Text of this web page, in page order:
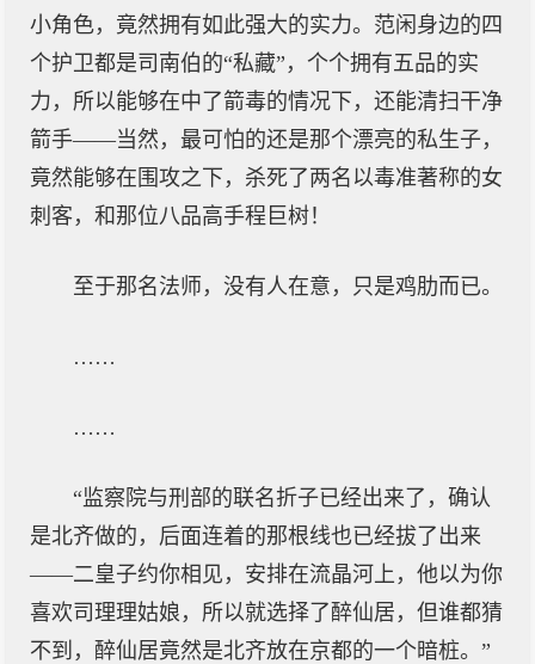
小角色，竟然拥有如此强大的实力。范闲身边的四
个护卫都是司南伯的“私藏”，个个拥有五品的实
力，所以能够在中了箭毒的情况下，还能清扫干净
箭手——当然，最可怕的还是那个漂亮的私生子，
竟然能够在围攻之下，杀死了两名以毒准著称的女
刺客，和那位八品高手程巨树！
至于那名法师，没有人在意，只是鸡肋而已。
……
……
“监察院与刑部的联名折子已经出来了，确认
是北齐做的，后面连着的那根线也已经拔了出来
——二皇子约你相见，安排在流晶河上，他以为你
喜欢司理理姑娘，所以就选择了醉仙居，但谁都猜
不到，醉仙居竟然是北齐放在京都的一个暗桩。”